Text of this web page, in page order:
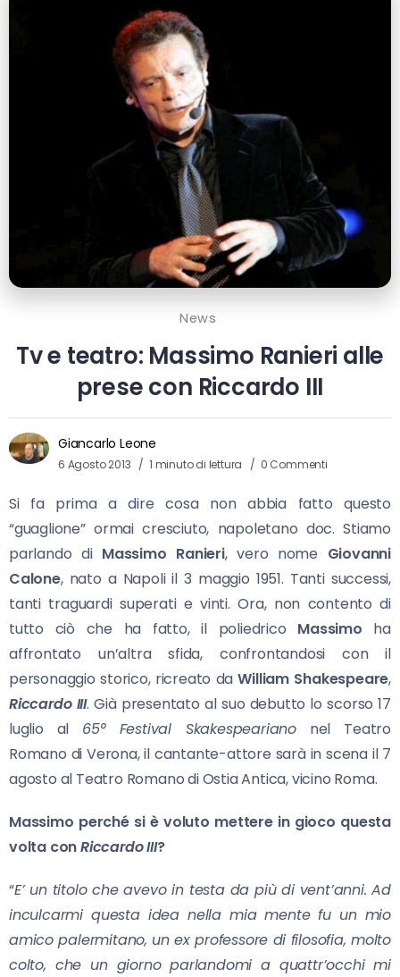
News
Tv e teatro: Massimo Ranieri alle
prese con Riccardo III
Giancarlo Leone
6 Agosto 2013 1 minuto di lettura 0 Commenti
Si fa prima a dire cosa non abbia fatto questo
“guaglione” ormai cresciuto, napoletano doc. Stiamo
parlando di Massimo Ranieri, vero nome Giovanni
Calone, nato a Napoli il 3 maggio 1951. Tanti successi,
tanti traguardi superati e vinti. Ora, non contento di
tutto ciò che ha fatto, il poliedrico Massimo ha
affrontato un’altra sfida, confrontandosi con il
personaggio storico, ricreato daWilliam Shakespeare,
Riccardo III. Già presentato al suo debutto lo scorso 17
luglio al 65° Festival Skakespeariano nel Teatro
Romano di Verona, il cantante-attore sarà in scena il 7
agosto al Teatro Romano di Ostia Antica, vicino Roma.
Massimo perché si è voluto mettere in gioco questa
volta conRiccardo III?
“E’ un titolo che avevo in testa da più di vent’anni. Ad
inculcarmi questa idea nella mia mente fu un mio
amico palermitano, un ex professore di filosofia, molto
colto, che un giorno parlandomi a quattr’occhi mi